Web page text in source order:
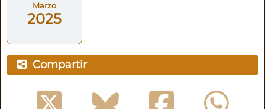
Marzo
2025
Compartir